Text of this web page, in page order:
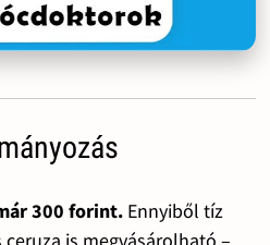
300 forint.Ennyiből tíz